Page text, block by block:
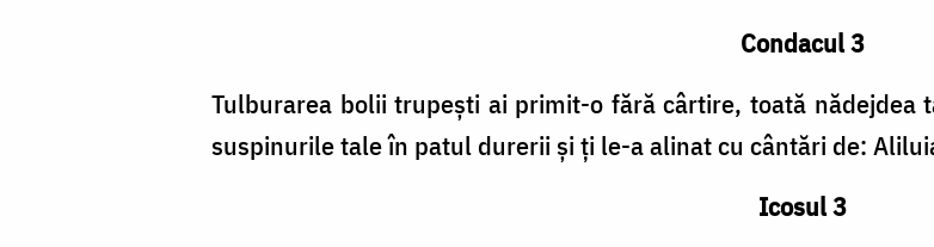
Condacul 3
Tulburarea bolii trupeşti ai primit-o fără cârtire, toată nădejdea
suspinurile tale în patul durerii şi ţi le-a alinat cu cântări de:
Icosul 3